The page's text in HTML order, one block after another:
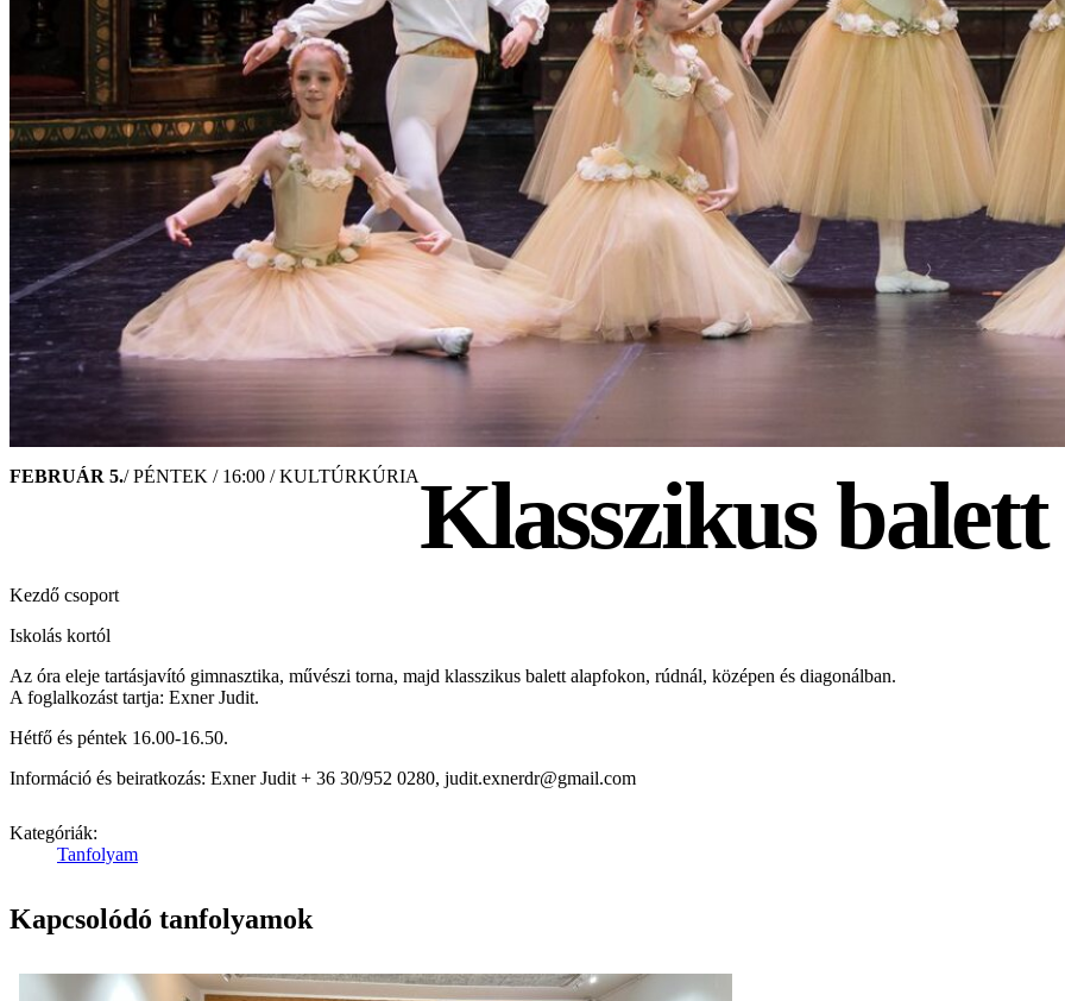
FEBRUÁR 5./ PÉNTEK / 16:00 / KULTÚRKÚRIAKlasszikus
Kezdő csoport
Iskolás kortól
Az óra eleje tartásjavító gimnasztika, művészi torna, majd klasszikus balett alapfokon, rúdnál, középen és diagonálban.
A foglalkozást tartja: Exner Judit.
Hétfő és péntek 16.00-16.50.
Információ és beiratkozás: Exner Judit + 36 30/952 0280, judit.exnerdr@gmail.com
Kategóriák:
Tanfolyam
Kapcsolódó tanfolyamok